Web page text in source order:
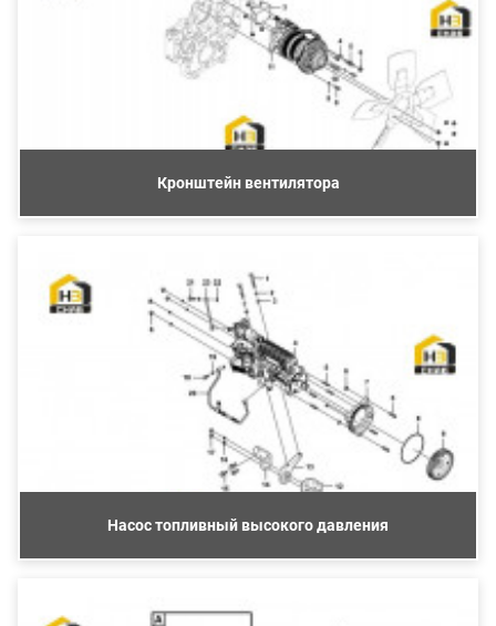
Кронштейн вентилятора
Насос топливный высокого давления